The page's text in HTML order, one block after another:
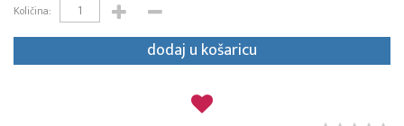
Količina:
dodaj u košaricu